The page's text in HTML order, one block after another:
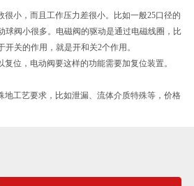
很小，而且工作压力差很小。比如一般25口径的
球阀小很多。电磁阀的驱动是通过电磁线圈，比
关的作用，就是开和关2个作用。
位，电动阀要这样的功能需要加复位装置。
地工艺要求，比如泄漏、流体介质特殊等，价格